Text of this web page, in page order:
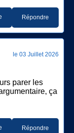
Répondre
le 03 Juillet 2026
parer les
ça
Répondre